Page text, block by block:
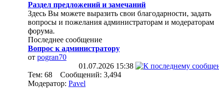
Раздел предложений и замечаний
Здесь Вы можете выразить свои благодарности, задать
вопросы и пожелания администраторам и модераторам
форума.
Последнее сообщение
Вопрос к администратору
от pogran70
01.07.2026 15:38
Тем: 68 Сообщений: 3,494
Модератор: Pavel